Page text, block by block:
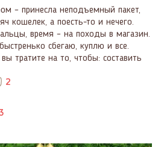
– принесла неподъемный пакет,
кошелек, а поесть-то и нечего.
время – на походы в магазин.
сбегаю, куплю и все.
тратите на то, чтобы: составить
2